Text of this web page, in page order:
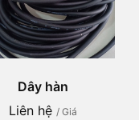
Dây hàn
Liên hệ / Giá